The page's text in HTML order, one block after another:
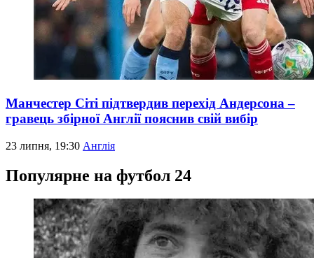
Манчестер Сіті підтвердив перехід Андерсона –
гравець збірної Англії пояснив свій вибір
23 липня, 19:30 Англія
Популярне на футбол 24